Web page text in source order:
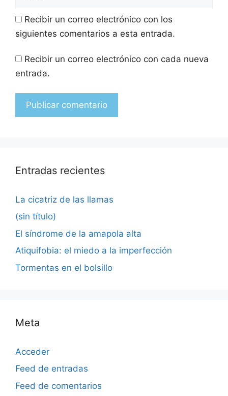
Recibir un correo electrónico con los
siguientes comentarios a esta entrada.
Recibir un correo electrónico con cada nueva
entrada.
Entradas recientes
La cicatriz de las llamas
(sin título)
El síndrome de la amapola alta
Atiquifobia: el miedo a la imperfección
Tormentas en el bolsillo
Meta
Acceder
Feed de entradas
Feed de comentarios